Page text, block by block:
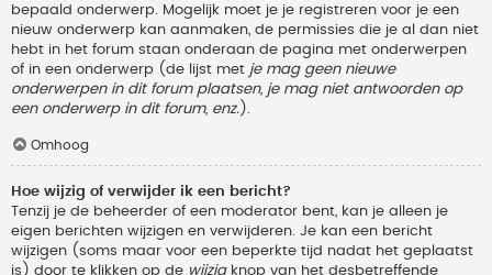
bepaald onderwerp. Mogelijk moet je je registreren voor je een
nieuw onderwerp kan aanmaken, de permissies die je al dan niet
hebt in het forum staan onderaan de pagina met onderwerpen
of in een onderwerp (de lijst met je mag geen nieuwe
onderwerpen in dit forum plaatsen, je mag niet antwoorden op
een onderwerp in dit forum, enz. ).
Omhoog
Hoe wijzig of verwijder ik een bericht?
Tenzij je de beheerder of een moderator bent, kan je alleen je
eigen berichten wijzigen en verwijderen. Je kan een bericht
wijzigen (soms maar voor een beperkte tijd nadat het geplaatst
is) door te klikken op de wijzigknop van het desbetreffende